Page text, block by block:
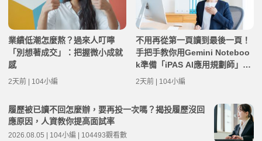
業績低潮怎麼熬？過來人叮嚀
「別想著成交」：把握微小成就
感
2天前 | 104小編
不用再從第一頁讀到最後一頁！
手把手教你用Gemini Noteboo
k準備「iPAS AI應用規劃師」考
試筆記
2天前 | 104小編
履歷被已讀不回怎麼辦，要再投一次嗎？揭投履歷沒回
應原因，人資教你提高面試率
2026.08.05 | 104小編 | 104493觀看數